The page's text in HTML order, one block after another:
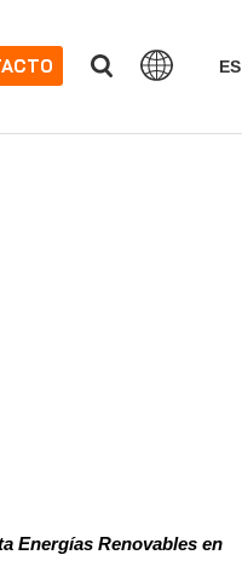
ES
Energías Renovables en